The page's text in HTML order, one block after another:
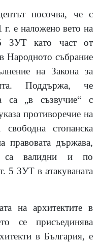
посочва, че с
е наложено вето на
ЗУТ като част от
Народното събрание
на Закона за
Поддържа, че
са „в съзвучие“ с
противоречие на
стопанска
правовата държава,
са валидни и по
5 ЗУТ в атакуваната
на архитектите в
се присъединява
в България, е